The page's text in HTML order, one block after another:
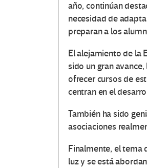
año, continúan
necesidad de
preparan a los
El alejamiento de la
sido un gran
ofrecer cursos de
centran en el
También ha sido
asociaciones
Finalmente, el tema
luz y se está